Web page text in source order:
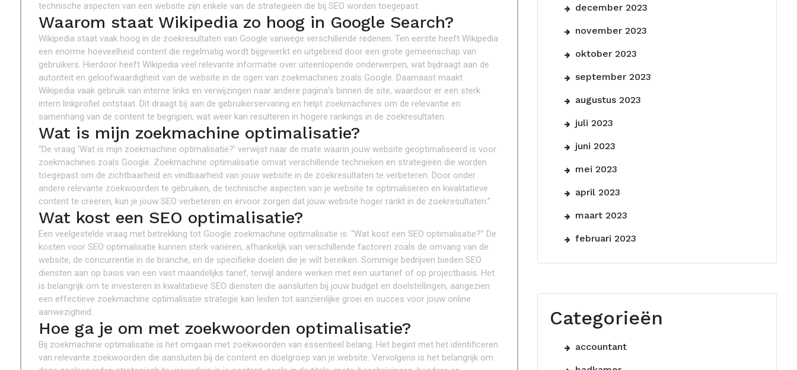
technische aspecten van een website zijn enkele van de strategieën die bij SEO worden toegepast.
Waarom staat Wikipedia zo hoog in Google Search?
Wikipedia staat vaak hoog in de zoekresultaten van Google vanwege verschillende redenen. Ten eerste heeft Wikipedia
een enorme hoeveelheid content die regelmatig wordt bijgewerkt en uitgebreid door een grote gemeenschap van
gebruikers. Hierdoor heeft Wikipedia veel relevante informatie over uiteenlopende onderwerpen, wat bijdraagt aan de
autoriteit en geloofwaardigheid van de website in de ogen van zoekmachines zoals Google. Daarnaast maakt
Wikipedia vaak gebruik van interne links en verwijzingen naar andere pagina’s binnen de site, waardoor er een sterk
intern linkprofiel ontstaat. Dit draagt bij aan de gebruikerservaring en helpt zoekmachines om de relevantie en
samenhang van de content te begrijpen, wat weer kan resulteren in hogere rankings in de zoekresultaten.
Wat is mijn zoekmachine optimalisatie?
“De vraag ‘Wat is mijn zoekmachine optimalisatie?’ verwijst naar de mate waarin jouw website geoptimaliseerd is voor
zoekmachines zoals Google. Zoekmachine optimalisatie omvat verschillende technieken en strategieën die worden
toegepast om de zichtbaarheid en vindbaarheid van jouw website in de zoekresultaten te verbeteren. Door onder
andere relevante zoekwoorden te gebruiken, de technische aspecten van je website te optimaliseren en kwalitatieve
content te creëren, kun je jouw SEO verbeteren en ervoor zorgen dat jouw website hoger rankt in de zoekresultaten.”
Wat kost een SEO optimalisatie?
Een veelgestelde vraag met betrekking tot Google zoekmachine optimalisatie is: “Wat kost een SEO optimalisatie?” De
kosten voor SEO optimalisatie kunnen sterk variëren, afhankelijk van verschillende factoren zoals de omvang van de
website, de concurrentie in de branche, en de specifieke doelen die je wilt bereiken. Sommige bedrijven bieden SEO
diensten aan op basis van een vast maandelijks tarief, terwijl andere werken met een uurtarief of op projectbasis. Het
is belangrijk om te investeren in kwalitatieve SEO diensten die aansluiten bij jouw budget en doelstellingen, aangezien
een effectieve zoekmachine optimalisatie strategie kan leiden tot aanzienlijke groei en succes voor jouw online
aanwezigheid.
Hoe ga je om met zoekwoorden optimalisatie?
Bij zoekmachine optimalisatie is het omgaan met zoekwoorden van essentieel belang. Het begint met het identificeren
van relevante zoekwoorden die aansluiten bij de content en doelgroep van je website. Vervolgens is het belangrijk om
december 2023
november 2023
oktober 2023
september 2023
augustus 2023
juli 2023
juni 2023
mei 2023
april 2023
maart 2023
februari 2023
Categorieën
accountant